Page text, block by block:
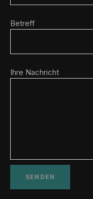
Betreff
Ihre Nachricht